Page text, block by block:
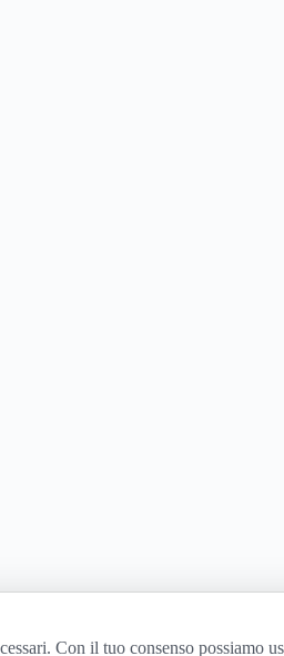
Con il tuo consenso possiamo